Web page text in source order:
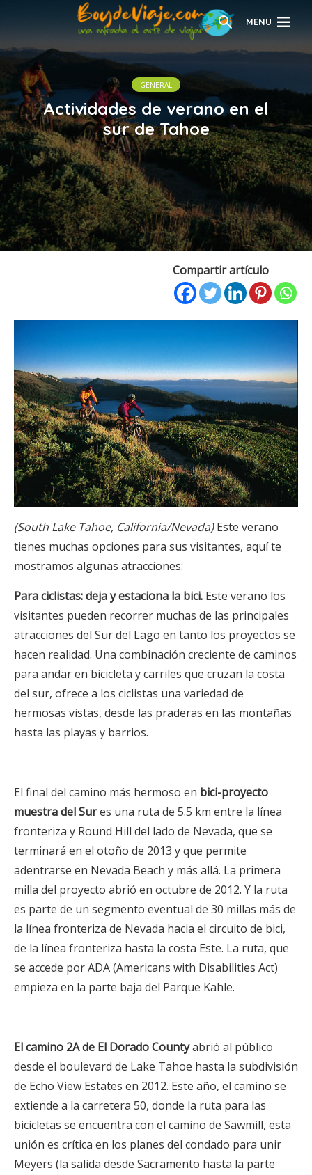
MENU
GENERAL
Actividades de verano en el
sur de Tahoe
Compartir artículo
(South Lake Tahoe, California/Nevada)Este verano
tienes muchas opciones para sus visitantes, aquí te
mostramos algunas atracciones:
Para ciclistas: deja y estaciona la bici. Este verano los
visitantes pueden recorrer muchas de las principales
atracciones del Sur del Lago en tanto los proyectos se
hacen realidad. Una combinación creciente de caminos
para andar en bicicleta y carriles que cruzan la costa
del sur, ofrece a los ciclistas una variedad de
hermosas vistas, desde las praderas en las montañas
hasta las playas y barrios.
El final del camino más hermoso en bici-proyecto
muestra del Sures una ruta de 5.5 km entre la línea
fronteriza y Round Hill del lado de Nevada, que se
terminará en el otoño de 2013 y que permite
adentrarse en Nevada Beach y más allá. La primera
milla del proyecto abrió en octubre de 2012. Y la ruta
es parte de un segmento eventual de 30 millas más de
la línea fronteriza de Nevada hacia el circuito de bici,
de la línea fronteriza hasta la costa Este. La ruta, que
se accede por ADA (Americans with Disabilities Act)
empieza en la parte baja del Parque Kahle.
El camino 2A de El Dorado Countyabrió al público
desde el boulevard de Lake Tahoe hasta la subdivisión
de Echo View Estates en 2012. Este año, el camino se
extiende a la carretera 50, donde la ruta para las
bicicletas se encuentra con el camino de Sawmill, esta
unión es crítica en los planes del condado para unir
Meyers (la salida desde Sacramento hasta la parte